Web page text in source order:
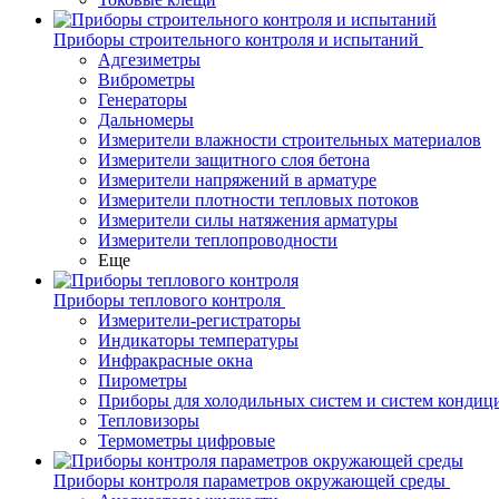
Приборы строительного контроля и испытаний
Адгезиметры
Виброметры
Генераторы
Дальномеры
Измерители влажности строительных материалов
Измерители защитного слоя бетона
Измерители напряжений в арматуре
Измерители плотности тепловых потоков
Измерители силы натяжения арматуры
Измерители теплопроводности
Еще
Приборы теплового контроля
Измерители-регистраторы
Индикаторы температуры
Инфракрасные окна
Пирометры
Приборы для холодильных систем и систем
Тепловизоры
Термометры цифровые
Приборы контроля параметров окружающей среды